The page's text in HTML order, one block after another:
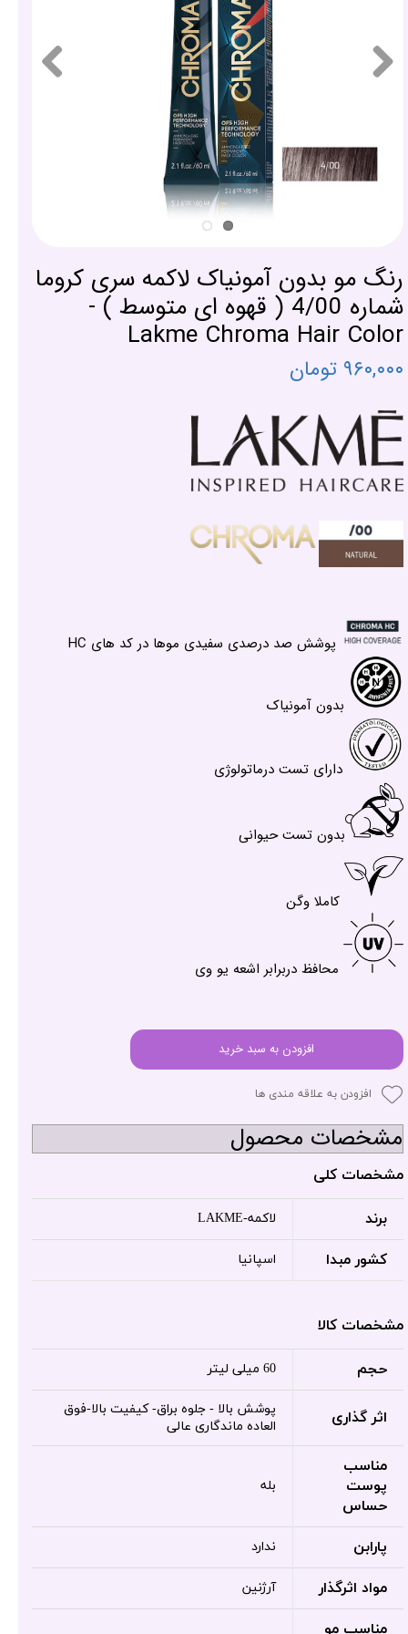
رنگ مو بدون آمونیاک لاکمه سری کروما
شماره 4/00 ( قهوه ای متوسط ) -
Lakme Chroma Hair Color
۹۶۰,۰۰۰ تومان
پوشش صد درصدی سفیدی موها در کد های HC
بدون آمونیاک
دارای تست درماتولوژی
بدون تست حیوانی
کاملا وگن
محافظ دربرابر اشعه یو وی
افزودن به سبد خرید
افزودن به علاقه مندی ها
مشخصات محصول
مشخصات کلی
برند لاکمه-LAKME
کشور مبدا اسپانیا
مشخصات کالا
حجم 60 میلی لیتر
اثر گذاری
پوشش بالا - جلوه براق- کیفیت بالا-فوق
العاده ماندگاری عالی
مناسب
پوست
حساس
بله
پارابن ندارد
مواد اثرگذار آرژنین
مناسب مو